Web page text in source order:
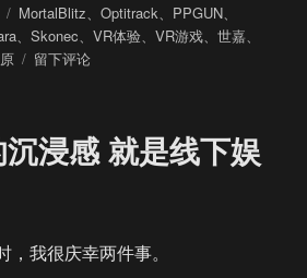
标
签
MortalBlitz、Optitrack、 PPGUN、
、Skonec、VR体验、VR游戏、世嘉、
于
叶
原
间
VR
留下评论
浸感 就是线下娱
我很庆幸两件事。